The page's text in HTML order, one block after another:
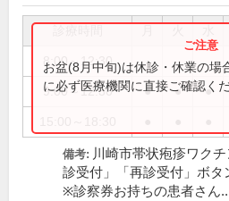
8:00～12:30
9:00～12:30 ● ● ●
お盆(8月中旬)は休診・休業の場
に必ず医療機関に直接ご確認くだ
備考: 川崎市帯状疱疹ワク
診受付」「再診受付」ボタ
※診察券お持ちの患者さん